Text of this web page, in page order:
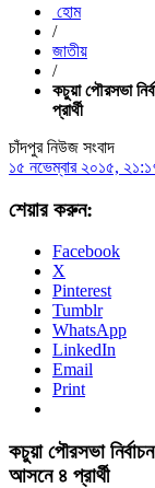
হোম
/
জাতীয়
/
কচুয়া পৌরসভা
প্রার্থী
চাঁদপুর নিউজ সংবাদ
১৫ নভেম্বার ২০১৫,
শেয়ার করুন:
Facebook
X
Pinterest
Tumblr
WhatsApp
LinkedIn
Email
Print
কচুয়া পৌরসভা
আসনে ৪ প্রার্থী